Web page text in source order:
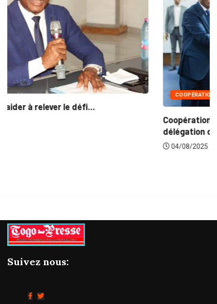
COOPÉRATION
Coopération parlementaire sino-togolaise : Une
Suivez nous: